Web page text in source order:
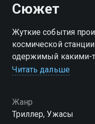
Сюжет
Жуткие события
космической
одержимый какими-
идеями, захватил
жизни такой, И
доктора - в
Читать дальше
Жанр
Триллер, Ужасы